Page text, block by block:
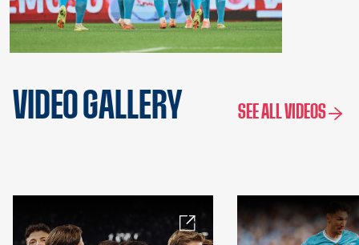
VIDEO GALLERY SEE ALL VIDEOS